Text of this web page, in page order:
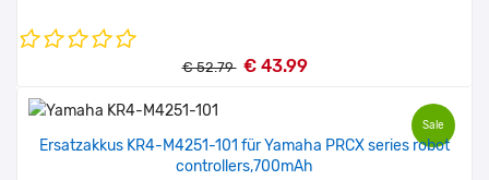
€ 52.79 € 43.99
Sale
Ersatzakkus KR4-M4251-101 für Yamaha PRCX series robot
controllers,700mAh